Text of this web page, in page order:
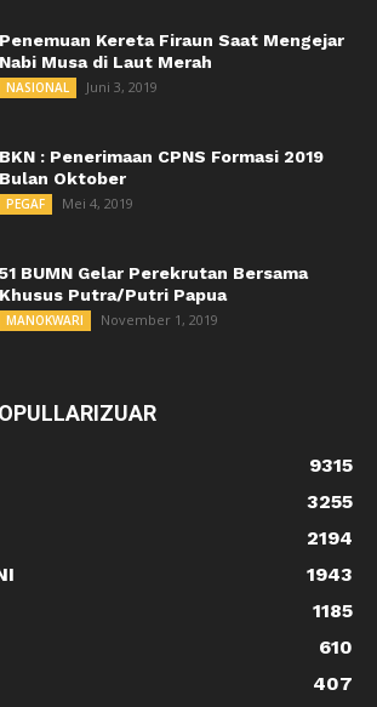
Penemuan Kereta Firaun Saat Mengejar
Nabi Musa di Laut Merah
NASIONAL Juni 3, 2019
BKN : Penerimaan CPNS Formasi 2019
Bulan Oktober
PEGAF Mei 4, 2019
51 BUMN Gelar Perekrutan Bersama
Khusus Putra/Putri Papua
MANOKWARI November 1, 2019
9315
3255
2194
1943
1185
610
407